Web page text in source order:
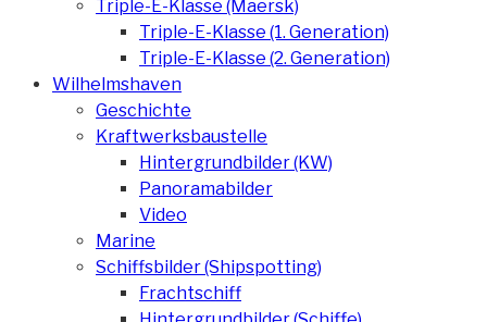
Triple-E-Klasse (Maersk)
Triple-E-Klasse (1. Generation)
Triple-E-Klasse (2. Generation)
Wilhelmshaven
Geschichte
Kraftwerksbaustelle
Hintergrundbilder (KW)
Panoramabilder
Video
Marine
Schiffsbilder (Shipspotting)
Frachtschiff